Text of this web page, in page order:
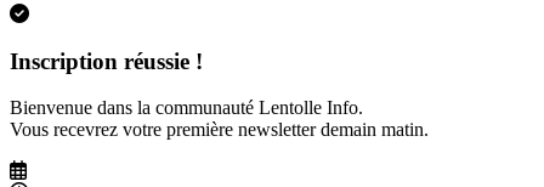
Inscription réussie !
Bienvenue dans la communauté Lentolle Info.
Vous recevrez votre première newsletter demain matin.